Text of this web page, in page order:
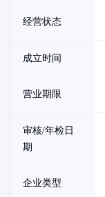
经营状态
成立时间
营业期限
审核/年检日
期
企业类型